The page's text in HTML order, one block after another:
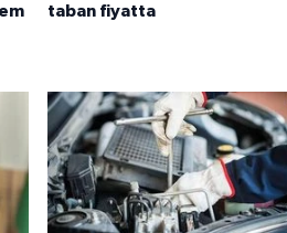
taban fiyatta